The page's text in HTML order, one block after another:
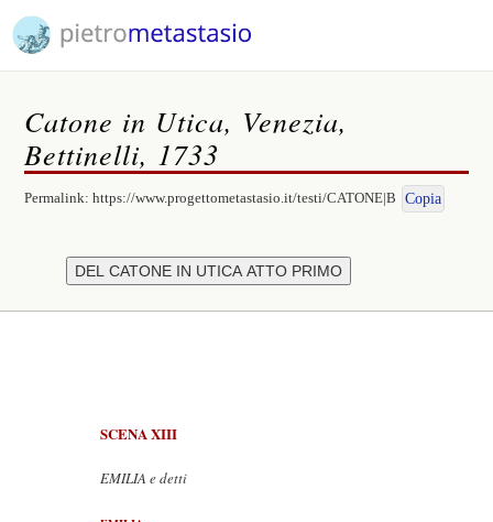
Catone in Utica, Venezia,
Bettinelli, 1733
Permalink:https://www.progettometastasio.it/testi/CATONE|B Copia
SCENA XIII
EMILIA e detti